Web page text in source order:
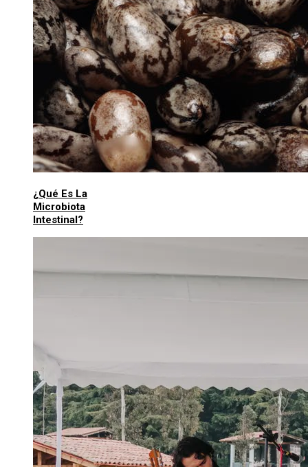
¿Qué Es La
Microbiota
Intestinal?